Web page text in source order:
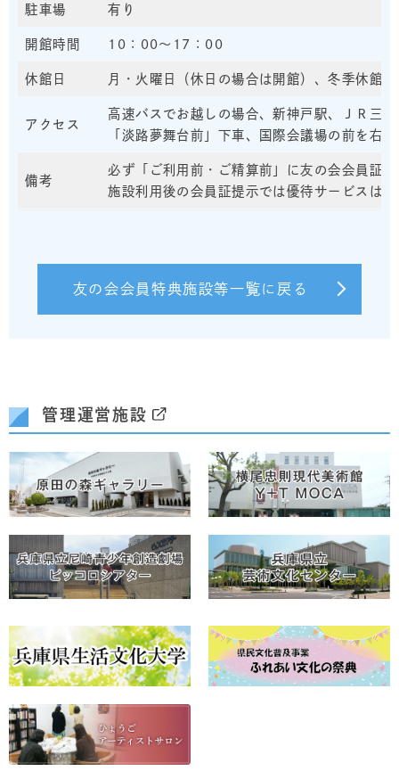
駐車場 有り
開館時間 10：00～17：00
休館日 月・火曜日（休日の場合は開館）、冬季休館
アクセス
高速バスでお越しの場合、新神戸駅、ＪＲ三
「淡路夢舞台前」下車、国際会議場の前を右
備考
必ず「ご利用前・ご精算前」に友の会会員証
施設利用後の会員証提示では優待サービスは
友の会会員特典施設等一覧に戻る
管理運営施設